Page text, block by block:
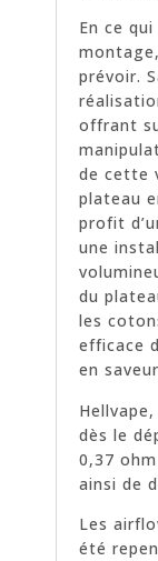
En ce
prévoir.
offrant
de cette
plateau
profit
une
du
les
efficace
en
dès le
0,37
ainsi de
Les
été